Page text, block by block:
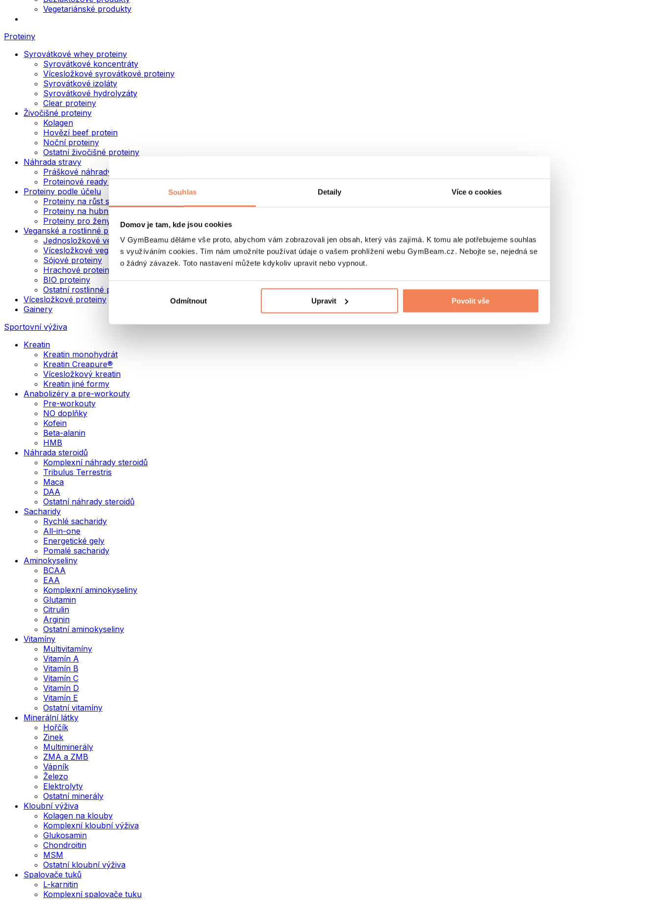
Souhlas Detaily Více o cookies
Domov je tam, kde jsou cookies
V GymBeamu děláme vše proto, abychom vám zobrazovali jen obsah, který vás zajímá. K tomu ale potřebujeme souhlas
s využíváním cookies. Tím nám umožníte používat údaje o vašem prohlížení webu GymBeam.cz. Nebojte se, nejedná se
o žádný závazek. Toto nastavení můžete kdykoliv upravit nebo vypnout.
Odmítnout Upravit Povolit vše
Vegetariánské produkty
Proteiny
Syrovátkové whey proteiny
Syrovátkové koncentráty
Vícesložkové syrovátkové proteiny
Syrovátkové izoláty
Syrovátkové hydrolyzáty
Clear proteiny
Živočišné proteiny
Kolagen
Hovězí beef protein
Noční proteiny
Ostatní živočišné proteiny
Náhrada stravy
Práškové náhrady stravy
Proteinové ready to drink nápoje
Proteiny podle účelu
Proteiny na růst svalů
Proteiny na hubnutí
Proteiny pro ženy
Veganské a rostlinné proteiny
Jednosložkové veganské proteiny
Vícesložkové veganské proteiny
Sójové proteiny
Hrachové proteiny
BIO proteiny
Ostatní rostlinné proteiny
Vícesložkové proteiny
Gainery
Sportovní výživa
Kreatin
Kreatin monohydrát
Kreatin Creapure®
Vícesložkový kreatin
Kreatin jiné formy
Anabolizéry a pre-workouty
Pre-workouty
NO doplňky
Kofein
Beta-alanin
HMB
Náhrada steroidů
Komplexní náhrady steroidů
Tribulus Terrestris
Maca
DAA
Ostatní náhrady steroidů
Sacharidy
Rychlé sacharidy
All-in-one
Energetické gely
Pomalé sacharidy
Aminokyseliny
BCAA
EAA
Komplexní aminokyseliny
Glutamin
Citrulin
Arginin
Ostatní aminokyseliny
Vitamíny
Multivitamíny
Vitamín A
Vitamín B
Vitamín C
Vitamín D
Vitamín E
Ostatní vitamíny
Minerální látky
Hořčík
Zinek
Multiminerály
ZMA a ZMB
Vápník
Železo
Elektrolyty
Ostatní minerály
Kloubní výživa
Kolagen na klouby
Komplexní kloubní výživa
Glukosamin
Chondroitin
MSM
Ostatní kloubní výživa
Spalovače tuků
L-karnitin
Komplexní spalovače tuku